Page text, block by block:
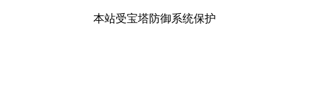
本站受宝塔防御系统保护